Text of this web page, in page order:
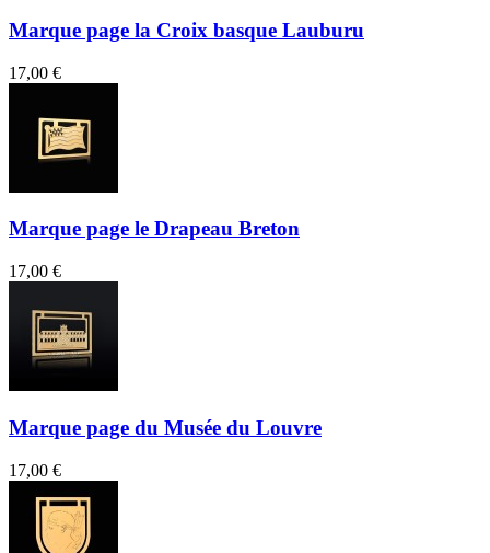
Marque page la Croix basque Lauburu
17,00 €
Marque page le Drapeau Breton
17,00 €
Marque page du Musée du Louvre
17,00 €